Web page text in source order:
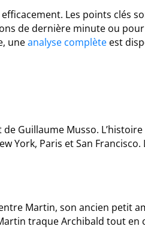
Les points clés
de dernière minute ou
uneanalyse complète est
Guillaume Musso.
York, Paris et San Francisco.
Martin, son ancien petit
traque Archibald tout en